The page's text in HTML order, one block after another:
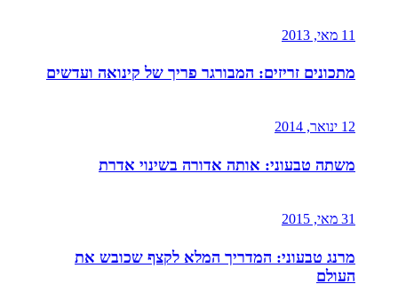
11 מאי, 2013
מתכונים זריזים: המבורגר פריך של קינואה ועדשים
12 ינואר, 2014
משתה טבעוני: אותה אדורה בשינוי אדרת
31 מאי, 2015
מרנג טבעוני: המדריך המלא לקצף שכובש את
העולם